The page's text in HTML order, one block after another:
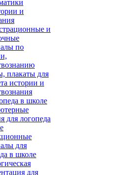
и
и
по
плакаты для
истории и
в школе
для логопеда
для
в школе
для